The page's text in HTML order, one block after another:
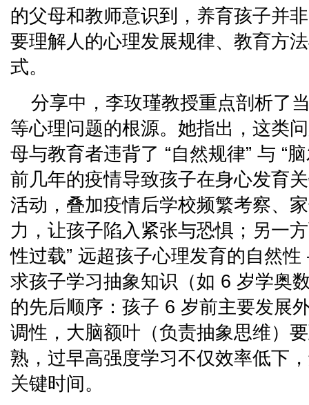
的父母和教师意识到，养育孩子并
要理解人的心理发展规律、教育方
式。
分享中，李玫瑾教授重点剖析了
等心理问题的根源。她指出，这类
母与教育者违背了 “自然规律” 与 “
前几年的疫情导致孩子在身心发育
活动，叠加疫情后学校频繁考察、
力，让孩子陷入紧张与恐惧；另一
性过载” 远超孩子心理发育的自然
求孩子学习抽象知识（如 6 岁学奥
的先后顺序：孩子 6 岁前主要发展
调性，大脑额叶（负责抽象思维）
熟，过早高强度学习不仅效率低下
关键时间。